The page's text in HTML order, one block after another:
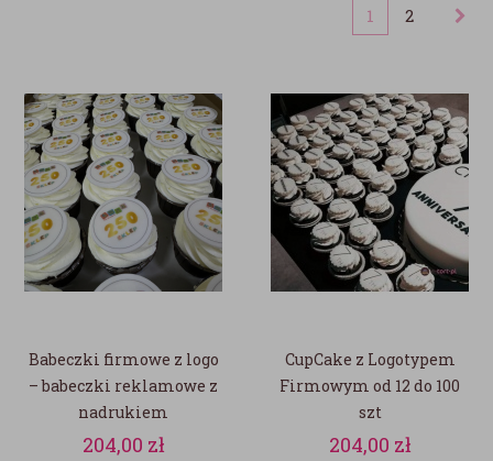
1 2
Babeczki firmowe z logo
– babeczki reklamowe z
nadrukiem
204,00 zł
CupCake z Logotypem
Firmowym od 12 do 100
szt
204,00 zł